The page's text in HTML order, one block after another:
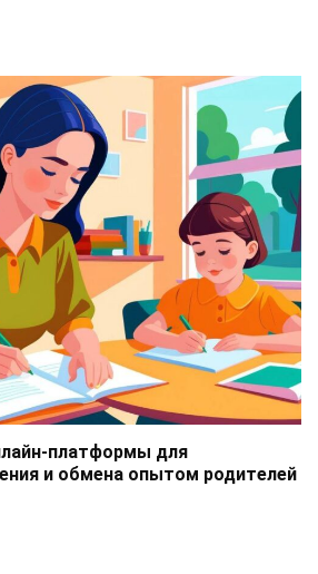
платформы для
и обмена опытом родителей